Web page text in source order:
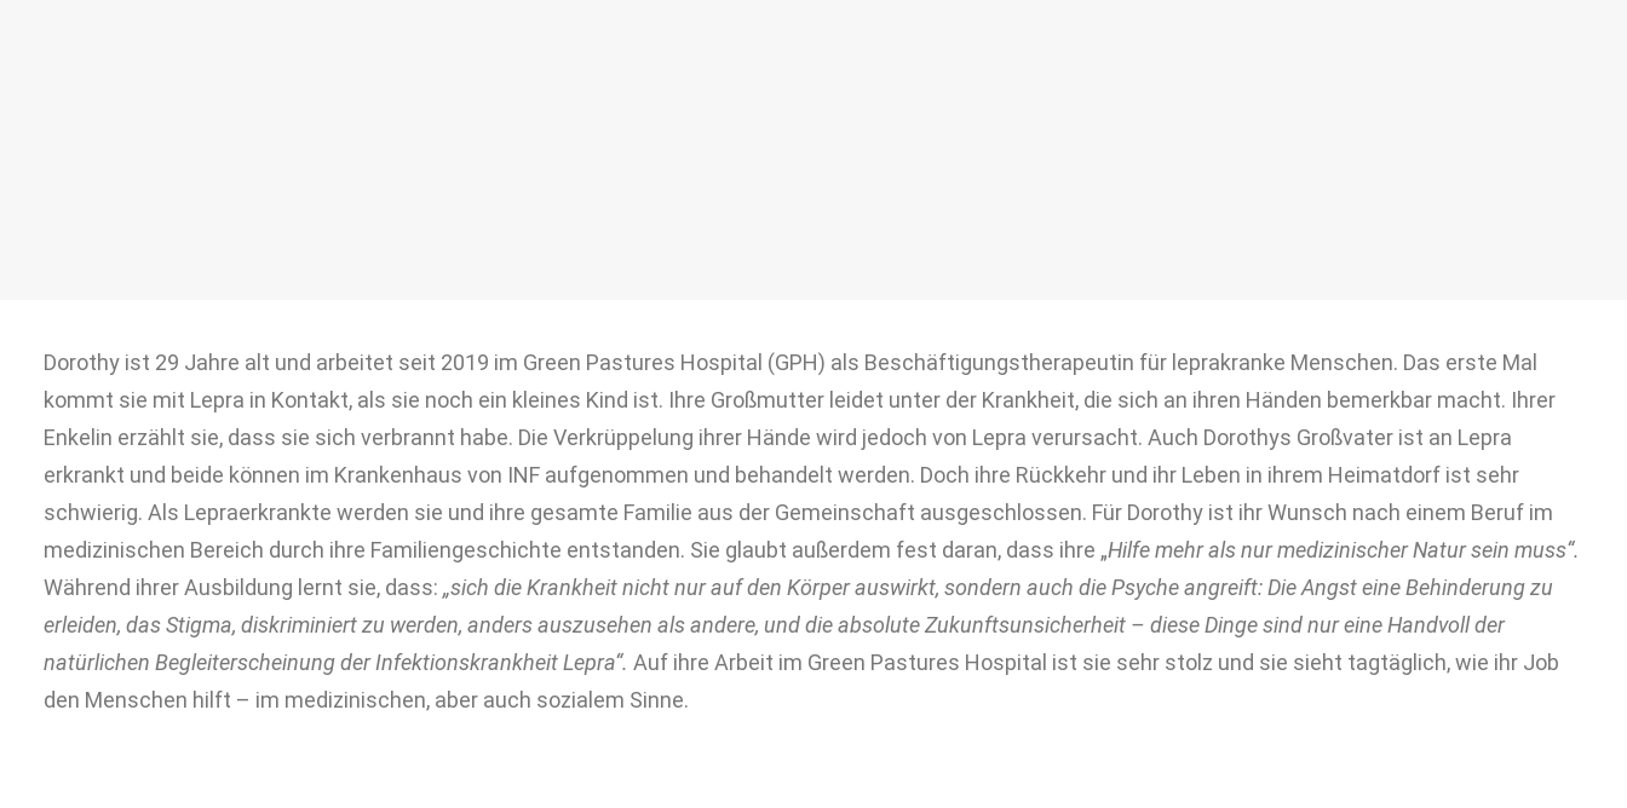
Dorothy ist 29 Jahre alt und arbeitet seit 2019 im Green Pastures Hospital (GPH) als Beschäftigungstherapeutin für leprakranke Menschen. Das erste Mal
kommt sie mit Lepra in Kontakt, als sie noch ein kleines Kind ist. Ihre Großmutter leidet unter der Krankheit, die sich an ihren Händen bemerkbar macht. Ihrer
Enkelin erzählt sie, dass sie sich verbrannt habe. Die Verkrüppelung ihrer Hände wird jedoch von Lepra verursacht. Auch Dorothys Großvater ist an Lepra
erkrankt und beide können im Krankenhaus von INF aufgenommen und behandelt werden. Doch ihre Rückkehr und ihr Leben in ihrem Heimatdorf ist sehr
schwierig. Als Lepraerkrankte werden sie und ihre gesamte Familie aus der Gemeinschaft ausgeschlossen. Für Dorothy ist ihr Wunsch nach einem Beruf im
medizinischen Bereich durch ihre Familiengeschichte entstanden. Sie glaubt außerdem fest daran, dass ihre „Hilfe mehr als nur medizinischer Natur sein muss“.
Während ihrer Ausbildung lernt sie, dass: „sich die Krankheit nicht nur auf den Körper auswirkt, sondern auch die Psyche angreift: Die Angst eine Behinderung zu
erleiden, das Stigma, diskriminiert zu werden, anders auszusehen als andere, und die absolute Zukunftsunsicherheit – diese Dinge sind nur eine Handvoll der
natürlichen Begleiterscheinung der Infektionskrankheit Lepra“. Auf ihre Arbeit im Green Pastures Hospital ist sie sehr stolz und sie sieht tagtäglich, wie ihr Job
den Menschen hilft – im medizinischen, aber auch sozialem Sinne.